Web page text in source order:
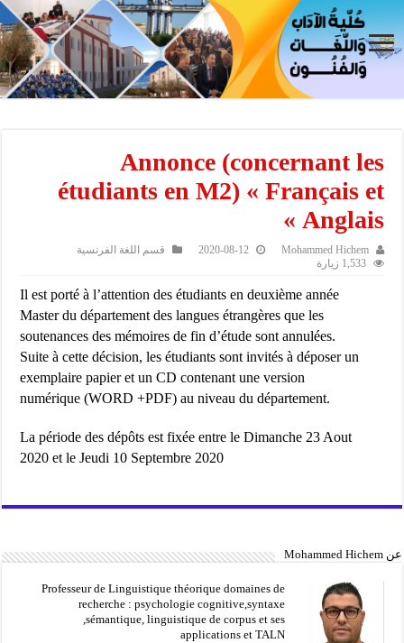
Annonce (concernant les
étudiants en M2) « Français et
Anglais »
Mohammed Hichem
2020-08-12
قسم اللغة الفرنسية
1,533 زيارة
Il est porté à l’attention des étudiants en deuxième année
Master du département des langues étrangères que les
soutenances des mémoires de fin d’étude sont annulées.
Suite à cette décision, les étudiants sont invités à déposer un
exemplaire papier et un CD contenant une version
numérique (WORD +PDF) au niveau du département.
La période des dépôts est fixée entre le Dimanche 23 Aout
2020 et le Jeudi 10 Septembre 2020
عن Mohammed Hichem
Professeur de Linguistique théorique domaines de
recherche : psychologie cognitive,syntaxe
,sémantique, linguistique de corpus et ses
applications et TALN